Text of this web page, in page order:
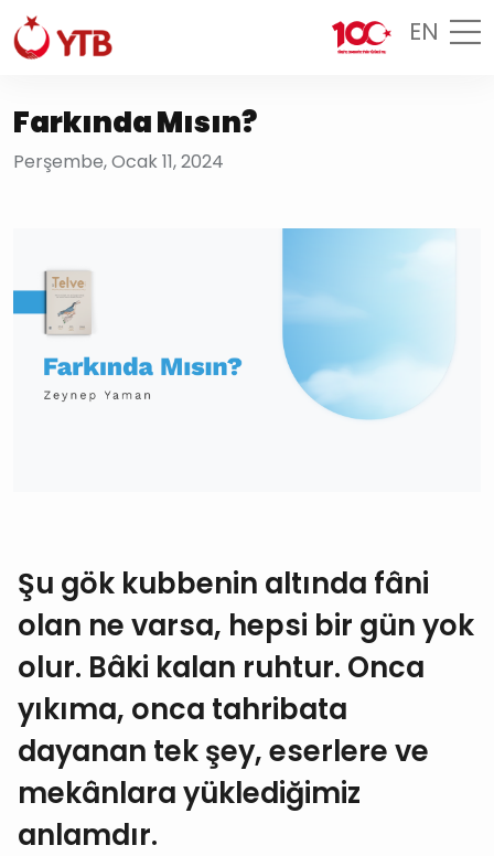
EN
Farkında Mısın?
Perşembe, Ocak 11, 2024
Şu gök kubbenin altında fâni
olan ne varsa, hepsi bir gün yok
olur. Bâki kalan ruhtur. Onca
yıkıma, onca tahribata
dayanan tek şey, eserlere ve
mekânlara yüklediğimiz
anlamdır.